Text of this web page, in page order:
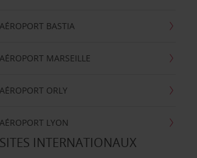
AÉROPORT BASTIA
AÉROPORT MARSEILLE
AÉROPORT ORLY
AÉROPORT LYON
SITES INTERNATIONAUX